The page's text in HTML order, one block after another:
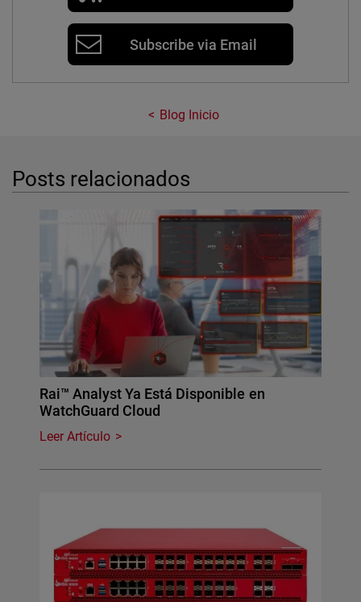
Subscribe via Email
Blog Inicio
Posts relacionados
Rai™ Analyst Ya Está Disponible en
WatchGuard Cloud
Leer Artículo